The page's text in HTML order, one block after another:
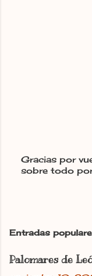
P
a
u
Gracias por
sobre todo
Entradas
Palomares de